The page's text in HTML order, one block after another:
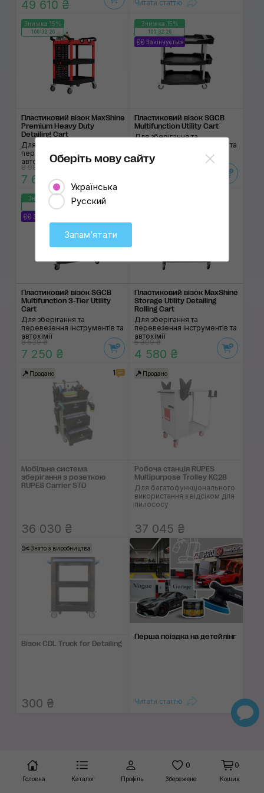
49 610 ₴ Читати статтю
Знижка 15%
100:32:26
Пластиковий візок MaxShine
Premium Heavy Duty
Detailing Cart
Для зберігання та
перевезення інструментів та
автохімії
8 980 ₴
7 630 ₴
Знижка 15%
100:32:26
Закінчується
Пластиковий візок SGCB
Multifunction Utility Cart
Для зберігання та
перевезення інструментів та
автохімії
Знижка 15%
100:32:26
Закінчується
Пластиковий візок SGCB
Multifunction 3-Tier Utility
Cart
Для зберігання та
перевезення інструментів та
автохімії
8 530 ₴
7 250 ₴
Пластиковий візок MaxShine
Storage Utility Detailing
Rolling Cart
Для зберігання та
перевезення інструментів та
автохімії
5 390 ₴
4 580 ₴
Продано 1
Мобільна система
зберігання з розеткою
RUPES Carrier STD
36 030 ₴
Продано
Робоча станція RUPES
Multipurpose Trolley KC28
Для багатофункціонального
використання з відсіком для
пилососу
37 045 ₴
Знято з виробництва
Візок CDL Truck for Detailing
300 ₴
Перша поїздка на детейлінг
Читати статтю
Головна Каталог Профіль
0
Збережене
0
Кошик
Оберіть мову сайту
Українська
Русский
Запамʼятати